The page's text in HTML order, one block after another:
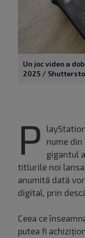
Un joc video a
2025 /
P
nume
gigantul
titlurile noi
anumită dată
digital, prin
Ceea ce
putea fi